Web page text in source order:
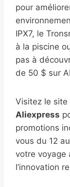
pour
IPX7, le
à la piscine
pas à
de 50 $ sur
Visitez le site
Aliexpress
promotions
vous du 12
votre voyage
l’innovation